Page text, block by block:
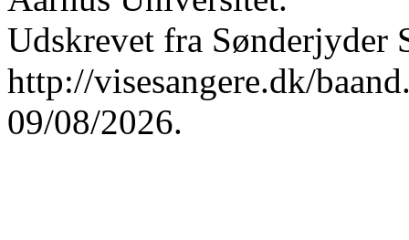
Udskrevet fra Sønderjyder
http://visesangere.dk/
09/08/2026.